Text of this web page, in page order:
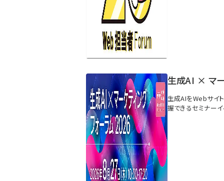
生成AI × マー
生成AIをWebサイ
握できるセミナー